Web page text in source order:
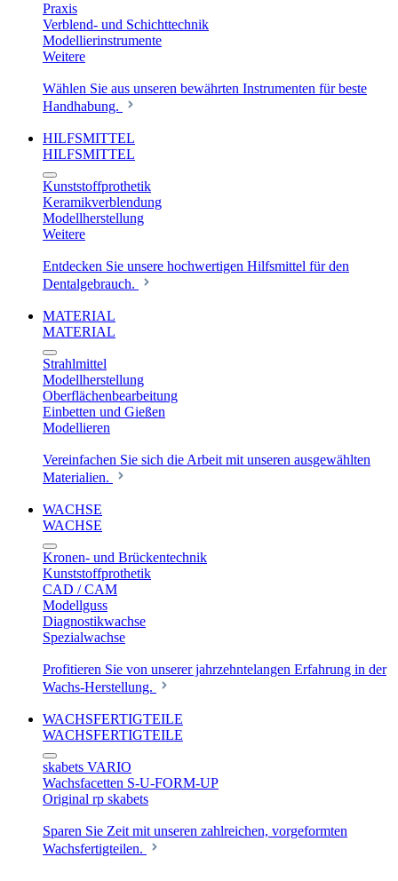
Praxis
Verblend- und Schichttechnik
Modellierinstrumente
Weitere
Wählen Sie aus unseren bewährten Instrumenten für beste
Handhabung.
HILFSMITTEL
HILFSMITTEL
Kunststoffprothetik
Keramikverblendung
Modellherstellung
Weitere
Entdecken Sie unsere hochwertigen Hilfsmittel für den
Dentalgebrauch.
MATERIAL
MATERIAL
Strahlmittel
Modellherstellung
Oberflächenbearbeitung
Einbetten und Gießen
Modellieren
Vereinfachen Sie sich die Arbeit mit unseren ausgewählten
Materialien.
WACHSE
WACHSE
Kronen- und Brückentechnik
Kunststoffprothetik
CAD / CAM
Modellguss
Diagnostikwachse
Spezialwachse
Profitieren Sie von unserer jahrzehntelangen Erfahrung in der
Wachs-Herstellung.
WACHSFERTIGTEILE
WACHSFERTIGTEILE
skabets VARIO
Wachsfacetten S-U-FORM-UP
Original rp skabets
Sparen Sie Zeit mit unseren zahlreichen, vorgeformten
Wachsfertigteilen.